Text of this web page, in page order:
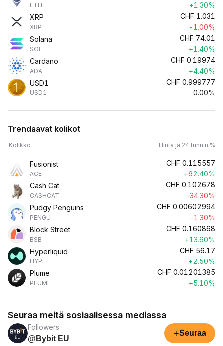
ETH
+1.30%
XRP
XRP
CHF 1.031
-1.00%
Solana
SOL
CHF 74.01
+1.40%
Cardano
ADA
CHF 0.19974
+4.40%
USD1
USD1
CHF 0.999777
0.00%
Trendaavat kolikot
Kolikko Hinta ja 24 tunnin %
Fusionist
ACE
CHF 0.115557
+62.40%
Cash Cat
CASHCAT
CHF 0.102678
-34.30%
Pudgy Penguins
PENGU
CHF 0.00602994
-1.30%
Block Street
BSB
CHF 0.160868
+13.60%
Hyperliquid
HYPE
CHF 56.17
+2.50%
Plume
PLUME
CHF 0.01201385
+5.10%
Seuraa meitä sosiaalisessa mediassa
Followers
@Bybit EU
+Seuraa